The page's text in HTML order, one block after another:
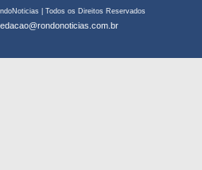
| Todos os Direitos Reservados